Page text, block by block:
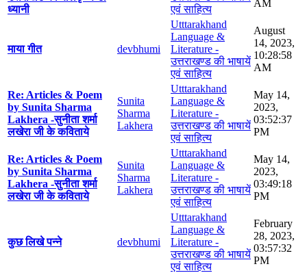
ध्यानी
एवं साहित्य
AM
माया गीत devbhumi
Utttarakhand
Language &
Literature -
उत्तराखण्ड की भाषायें
एवं साहित्य
August
14, 2023,
10:28:58
AM
Re: Articles & Poem
by Sunita Sharma
Lakhera -सुनीता शर्मा
लखेरा जी के कविताये
Sunita
Sharma
Lakhera
Utttarakhand
Language &
Literature -
उत्तराखण्ड की भाषायें
एवं साहित्य
May 14,
2023,
03:52:37
PM
Re: Articles & Poem
by Sunita Sharma
Lakhera -सुनीता शर्मा
लखेरा जी के कविताये
Sunita
Sharma
Lakhera
Utttarakhand
Language &
Literature -
उत्तराखण्ड की भाषायें
एवं साहित्य
May 14,
2023,
03:49:18
PM
कुछ लिखे पन्ने devbhumi
Utttarakhand
Language &
Literature -
उत्तराखण्ड की भाषायें
एवं साहित्य
February
28, 2023,
03:57:32
PM